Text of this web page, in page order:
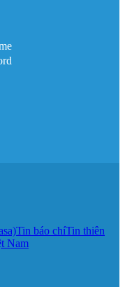
Tin báo chíTin thiên
Nam